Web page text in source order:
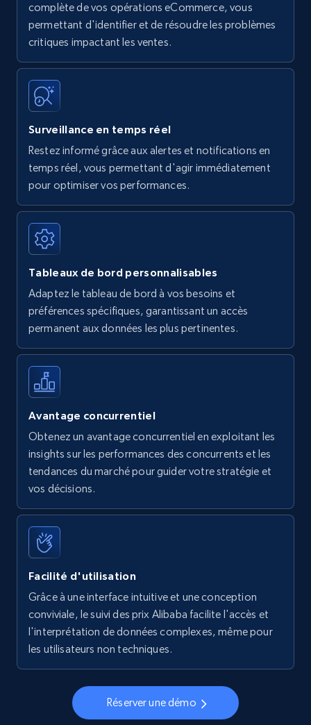
complète de vos opérations eCommerce, vous
permettant d'identifier et de résoudre les problèmes
critiques impactant les ventes.
Surveillance en temps réel
Restez informé grâce aux alertes et notifications en
temps réel, vous permettant d'agir immédiatement
pour optimiser vos performances.
Tableaux de bord personnalisables
Adaptez le tableau de bord à vos besoins et
préférences spécifiques, garantissant un accès
permanent aux données les plus pertinentes.
Avantage concurrentiel
Obtenez un avantage concurrentiel en exploitant les
insights sur les performances des concurrents et les
tendances du marché pour guider votre stratégie et
vos décisions.
Facilité d'utilisation
Grâce à une interface intuitive et une conception
conviviale, le suivi des prix Alibaba facilite l'accès et
l'interprétation de données complexes, même pour
les utilisateurs non techniques.
Réserver une démo